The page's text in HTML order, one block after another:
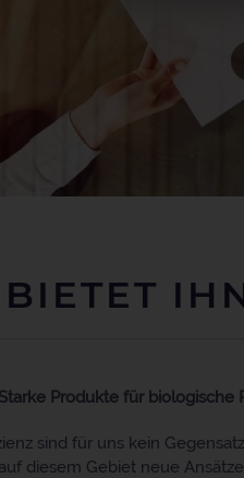
Produkte für biologische
sind für uns kein
diesem Gebiet neue